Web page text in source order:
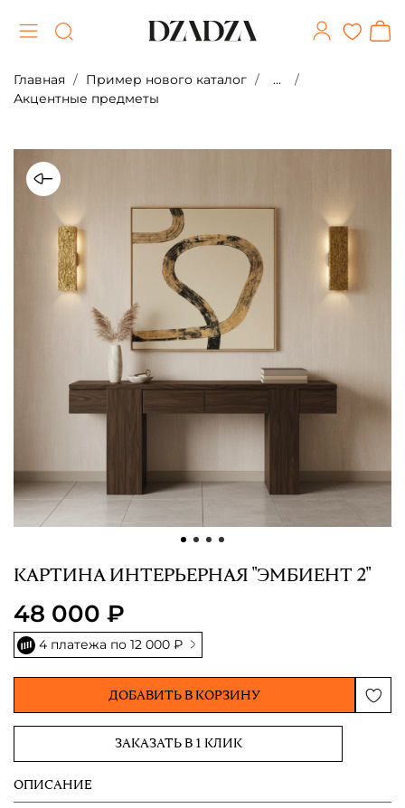
Главная Пример нового каталог
...
Акцентные предметы
КАРТИНА ИНТЕРЬЕРНАЯ "ЭМБИЕНТ 2"
48 000 ₽
4 платежа по 12 000 ₽
ДОБАВИТЬ В КОРЗИНУ
ЗАКАЗАТЬ В 1 КЛИК
ОПИСАНИЕ